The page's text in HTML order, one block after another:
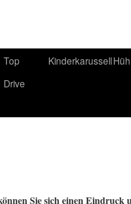
Top
Drive
Kinderkarussell
Sie sich einen Eindruck